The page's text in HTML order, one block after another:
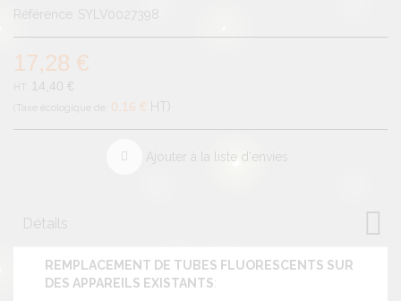
Référence SYLV0027398
17,28 €
14,40 €
0,16 € HT
Ajouter à la liste d'envies
Détails
REMPLACEMENT DE TUBES FLUORESCENTS SUR
DES APPAREILS EXISTANTS: